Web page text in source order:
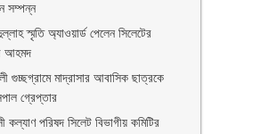
সম্পন্ন
স্মৃতি অ্যাওয়ার্ড পেলেন সিলেটের
আহমদ
গুচ্ছগ্রামে মাদ্রাসার আবাসিক ছাত্রকে
গ্রেপ্তার
কল্যাণ পরিষদ সিলেট বিভাগীয় কমিটির